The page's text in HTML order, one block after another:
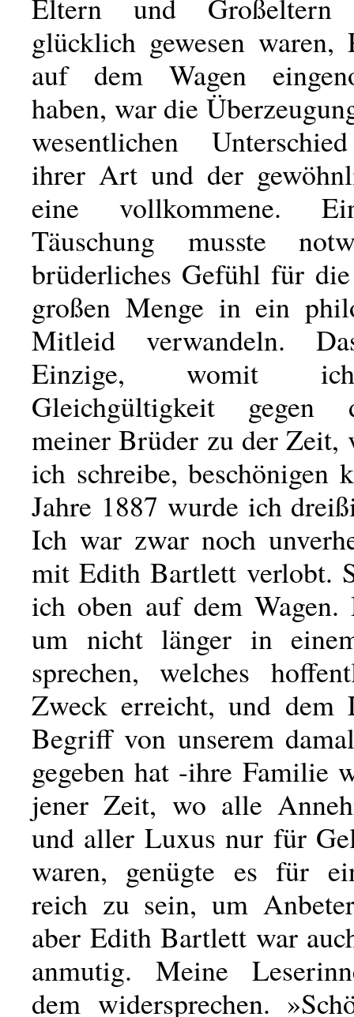
Eltern und
glücklich gewesen waren,
auf dem Wagen
haben, war die
wesentlichen
ihrer Art und der
eine vollkommene.
Täuschung musste
brüderliches Gefühl für
großen Menge in ein
Mitleid verwandeln.
Einzige, womit
Gleichgültigkeit gegen
meiner Brüder zu der Zeit,
ich schreibe, beschönigen
Jahre 1887 wurde ich
Ich war zwar noch
mit Edith Bartlett verlobt.
ich oben auf dem
um nicht länger in
sprechen, welches
Zweck erreicht, und dem
Begriff von unserem
gegeben hat -ihre Familie
jener Zeit, wo alle
und aller Luxus nur für
waren, genügte es für
reich zu sein, um
aber Edith Bartlett war
anmutig. Meine
dem widersprechen.